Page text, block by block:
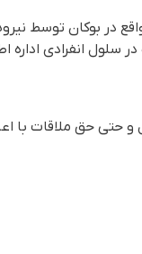
۱۴۰۲ (۱۵ آوریل ۲۰۲۳) در محل کار خود
سلول انفرادی
حتی حق ملاقات با